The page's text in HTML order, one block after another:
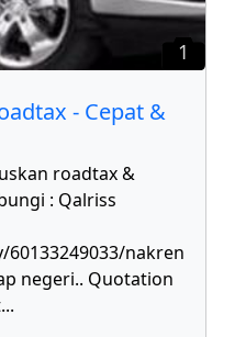
1
- Cepat &
roadtax &
: Qalriss
nakren
negeri.. Quotation
...